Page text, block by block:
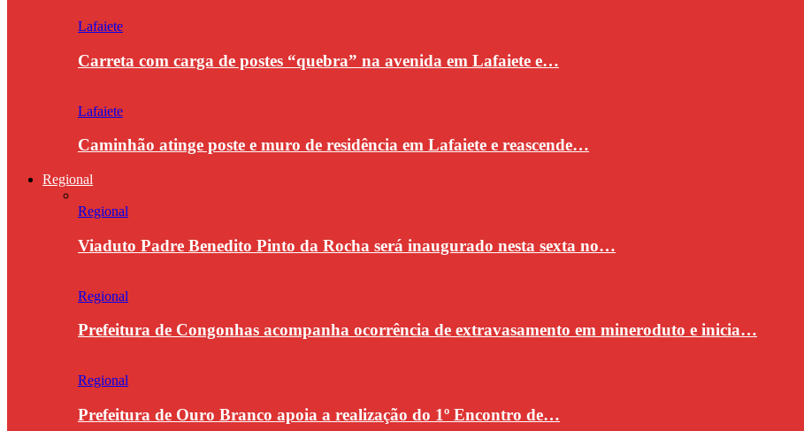
Lafaiete
Carreta com carga de postes “quebra” na avenida em Lafaiete e…
Lafaiete
Caminhão atinge poste e muro de residência em Lafaiete e reascende…
Regional
Regional
Viaduto Padre Benedito Pinto da Rocha será inaugurado nesta sexta no…
Regional
Prefeitura de Congonhas acompanha ocorrência de extravasamento em mineroduto e inicia…
Regional
Prefeitura de Ouro Branco apoia a realização do 1º Encontro de…